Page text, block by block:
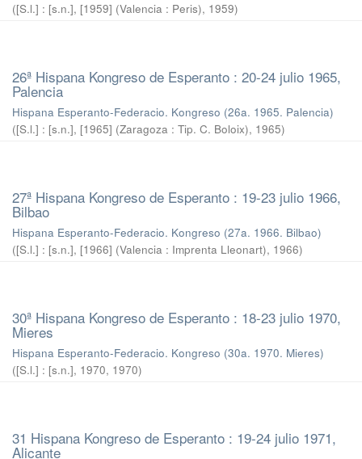
([S.l.] : [s.n.], [1959] (Valencia : Peris), 1959)
26ª Hispana Kongreso de Esperanto : 20-24 julio 1965,
Palencia
Hispana Esperanto-Federacio. Kongreso (26a. 1965. Palencia)
([S.l.] : [s.n.], [1965] (Zaragoza : Tip. C. Boloix), 1965)
27ª Hispana Kongreso de Esperanto : 19-23 julio 1966,
Bilbao
Hispana Esperanto-Federacio. Kongreso (27a. 1966. Bilbao)
([S.l.] : [s.n.], [1966] (Valencia : Imprenta Lleonart), 1966)
30ª Hispana Kongreso de Esperanto : 18-23 julio 1970,
Mieres
Hispana Esperanto-Federacio. Kongreso (30a. 1970. Mieres)
([S.l.] : [s.n.], 1970, 1970)
31 Hispana Kongreso de Esperanto : 19-24 julio 1971,
Alicante